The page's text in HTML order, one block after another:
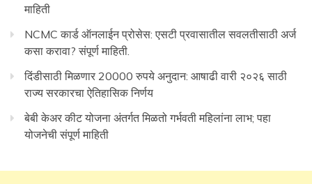
माहिती
NCMC कार्ड ऑनलाईन प्रोसेस: एसटी प्रवासातील सवलतीसाठी अर्ज
कसा करावा? संपूर्ण माहिती.
दिंडीसाठी मिळणार 20000 रुपये अनुदान: आषाढी वारी २०२६ साठी
राज्य सरकारचा ऐतिहासिक निर्णय
बेबी केअर कीट योजना अंतर्गत मिळतो गर्भवती महिलांना लाभ; पहा
योजनेची संपूर्ण माहिती